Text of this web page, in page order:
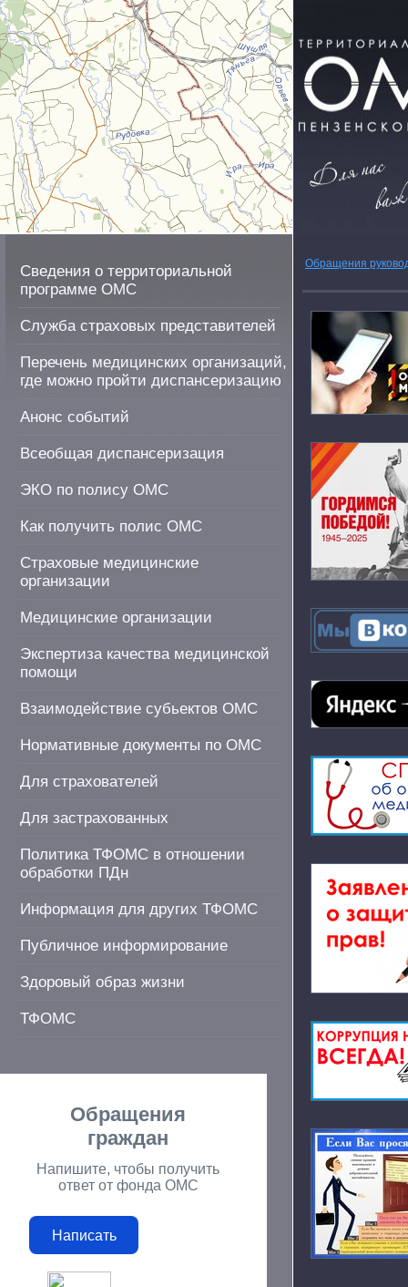
Сведения о территориальной
программе ОМС
Служба страховых представителей
Перечень медицинских организаций,
где можно пройти диспансеризацию
Анонс событий
Всеобщая диспансеризация
ЭКО по полису ОМС
Как получить полис ОМС
Страховые медицинские
организации
Медицинские организации
Экспертиза качества медицинской
помощи
Взаимодействие субьектов ОМС
Нормативные документы по ОМС
Для страхователей
Для застрахованных
Политика ТФОМС в отношении
обработки ПДн
Информация для других ТФОМС
Публичное информирование
Здоровый образ жизни
ТФОМС
Обращения
граждан
Напишите, чтобы получить
ответ от фонда ОМС
Написать
Обращения